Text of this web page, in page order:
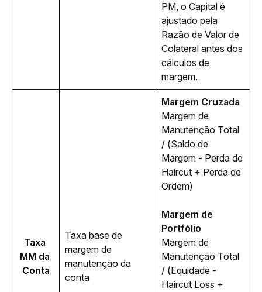
PM, o Capital é
ajustado pela
Razão de Valor de
Colateral antes dos
cálculos de
margem.
Taxa
MM da
Conta
Taxa base de
margem de
manutenção da
conta
Margem Cruzada
Margem de
Manutenção Total
/ (Saldo de
Margem - Perda de
Haircut + Perda de
Ordem)
Margem de
Portfólio
Margem de
Manutenção Total
/ (Equidade -
Haircut Loss +